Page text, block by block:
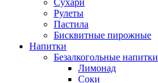
Сухари
Рулеты
Пастила
Бисквитные пирожные
Напитки
Безалкогольные напитки
Лимонад
Соки